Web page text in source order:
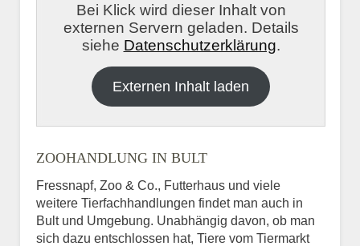
Bei Klick wird dieser Inhalt von
externen Servern geladen. Details
siehe Datenschutzerklärung.
Externen Inhalt laden
ZOOHANDLUNG IN BULT
Fressnapf, Zoo & Co., Futterhaus und viele
weitere Tierfachhandlungen findet man auch in
Bult und Umgebung. Unabhängig davon, ob man
sich dazu entschlossen hat, Tiere vom Tiermarkt